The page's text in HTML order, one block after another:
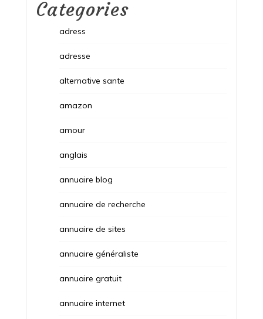
Categories
adress
adresse
alternative sante
amazon
amour
anglais
annuaire blog
annuaire de recherche
annuaire de sites
annuaire généraliste
annuaire gratuit
annuaire internet